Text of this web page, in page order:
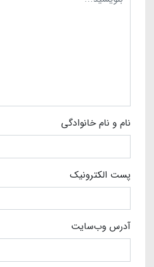
نام و نام خانوادگی
پست الکترونیک
آدرس وب‌سایت